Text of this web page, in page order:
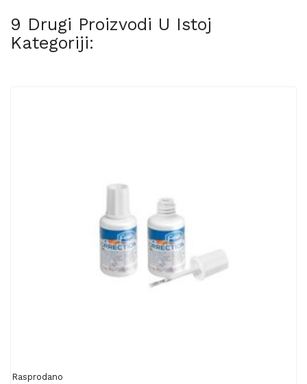
9 Drugi Proizvodi U Istoj
Kategoriji:
Rasprodano